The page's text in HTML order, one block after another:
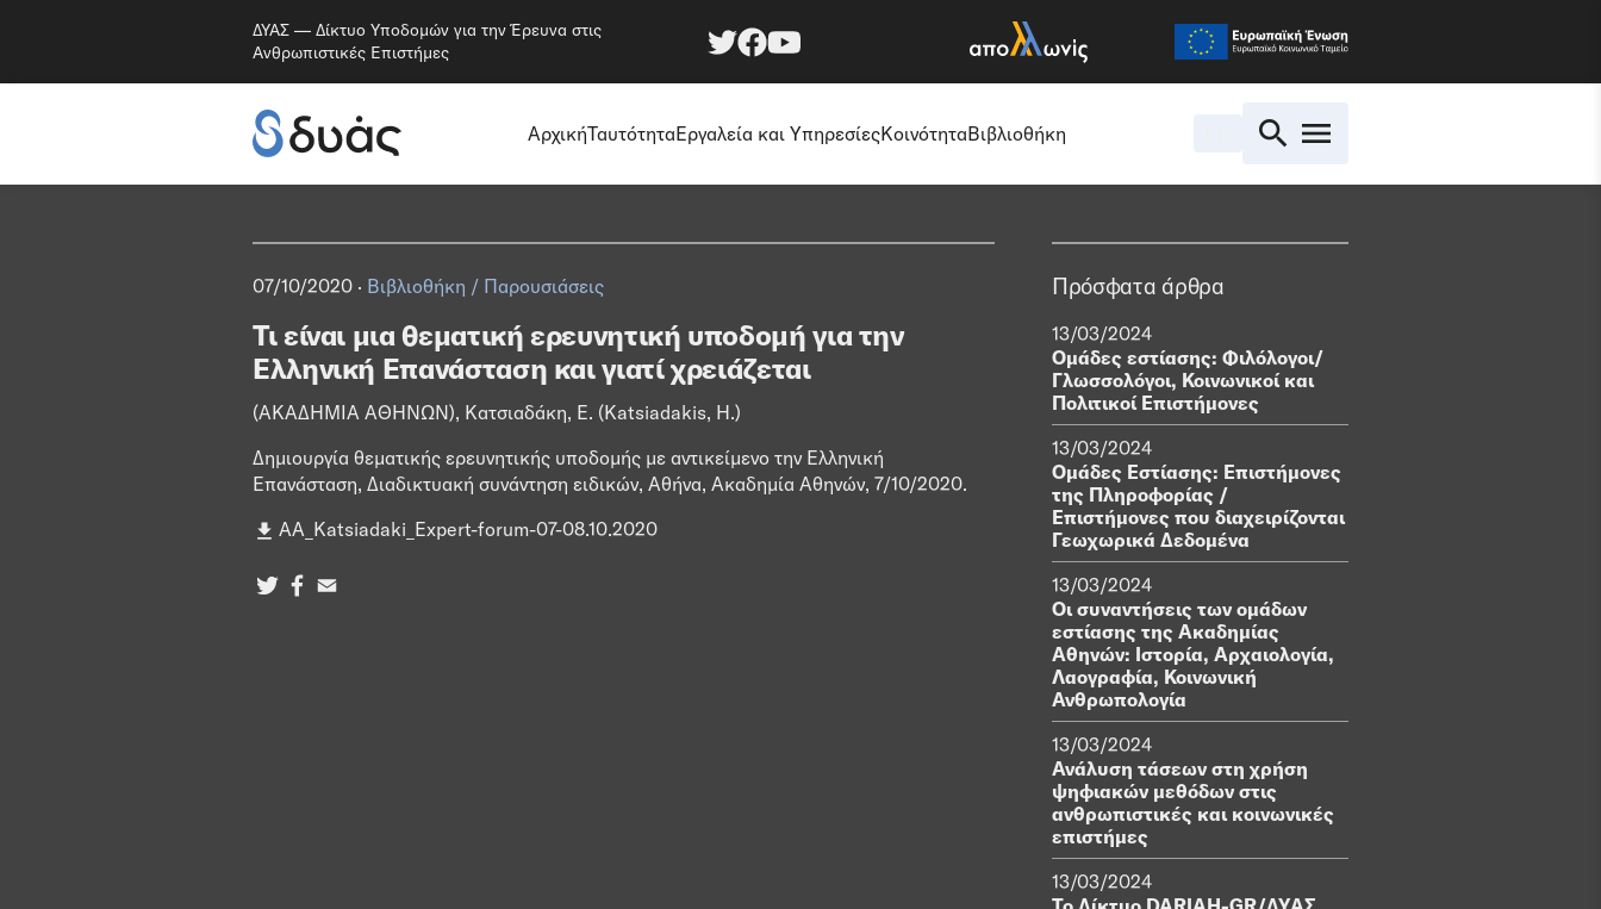
ΔΥΑΣ — Δίκτυο Υποδομών για την Έρευνα στις
Ανθρωπιστικές Επιστήμες
ΑρχικήΤαυτότηταΕργαλεία και ΥπηρεσίεςΚοινότηταΒιβλιοθήκη
07/10/2020 · Βιβλιοθήκη / Παρουσιάσεις
Τι είναι μια θεματική ερευνητική υποδομή για την
Ελληνική Επανάσταση και γιατί χρειάζεται
(ΑΚΑΔΗΜΙΑ ΑΘΗΝΩΝ), Κατσιαδάκη, Ε. (Katsiadakis, H.)
Δημιουργία θεματικής ερευνητικής υποδομής με αντικείμενο την Ελληνική
Επανάσταση, Διαδικτυακή συνάντηση ειδικών, Αθήνα, Ακαδημία Αθηνών, 7/10/2020.
AA_Katsiadaki_Expert-forum-07-08.10.2020
Πρόσφατα άρθρα
13/03/2024
Ομάδες εστίασης: Φιλόλογοι/
Γλωσσολόγοι, Κοινωνικοί και
Πολιτικοί Επιστήμονες
13/03/2024
Ομάδες Εστίασης: Επιστήμονες
της Πληροφορίας /
Επιστήμονες που διαχειρίζονται
Γεωχωρικά Δεδομένα
13/03/2024
Οι συναντήσεις των ομάδων
εστίασης της Ακαδημίας
Αθηνών: Ιστορία, Αρχαιολογία,
Λαογραφία, Κοινωνική
Ανθρωπολογία
13/03/2024
Ανάλυση τάσεων στη χρήση
ψηφιακών μεθόδων στις
ανθρωπιστικές και κοινωνικές
επιστήμες
13/03/2024